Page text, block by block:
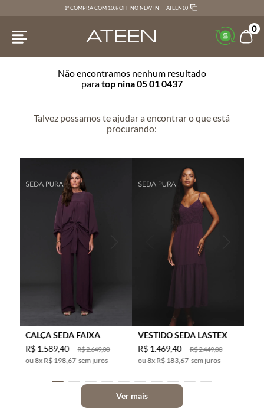
1ª COMPRA COM 10% OFF NO NEW IN ATEEN10
0
Não encontramos nenhum resultado
paratop nina 05 01 0437
Talvez possamos te ajudar a encontrar o que está
procurando:
CALÇA SEDA FAIXA
R$2.649,00
R$ 1.589,40
8x R$ 198,67 sem juros
VESTIDO SEDA LASTEX
R$2.449,00
R$ 1.469,40
8x R$ 183,67 sem juros
Ver mais